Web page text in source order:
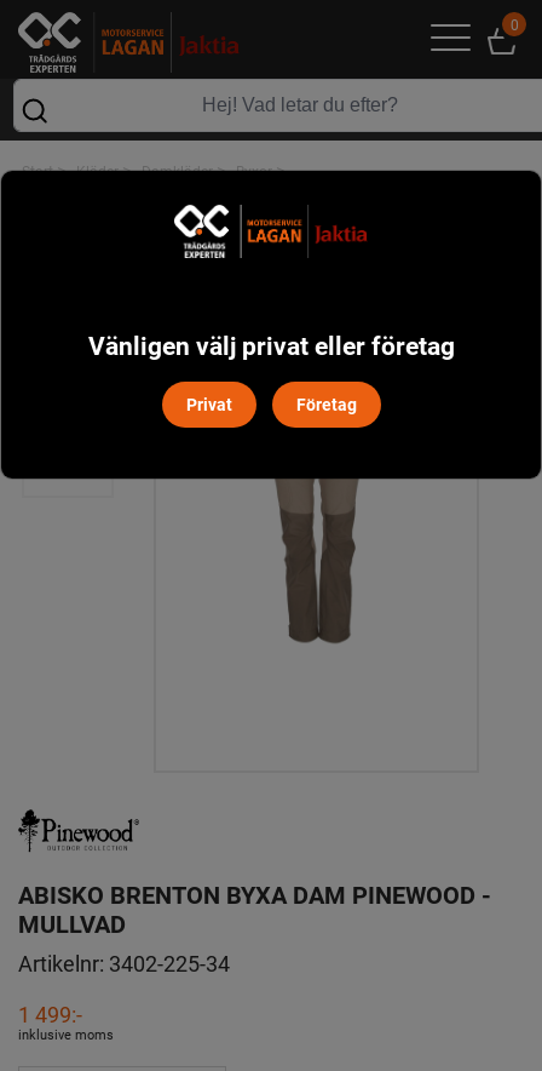
0
Start> Kläder> Damkläder> Byxor>
ABISKO BRENTON BYXA DAM PINEWOOD -
MULLVAD
Artikelnr: 3402-225-34
1 499:-
inklusive moms
Vänligen välj privat eller företag
Privat Företag